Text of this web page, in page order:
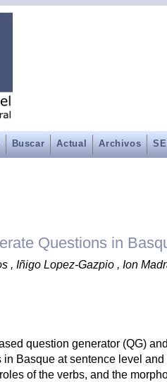
Buscar Actual Archivos
Questions in
, Iñigo Lopez-Gazpio , Ion
question generator (QG)
Basque at sentence level
of the verbs, and the